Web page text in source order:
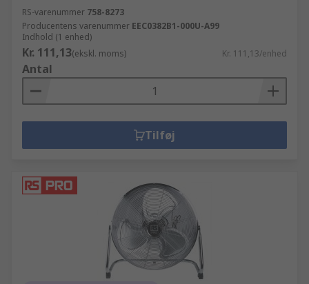
RS-varenummer 758-8273
Producentens varenummer EEC0382B1-000U-A99
Indhold (1 enhed)
Kr. 111,13(ekskl. moms) Kr. 111,13/enhed
Antal
Tilføj